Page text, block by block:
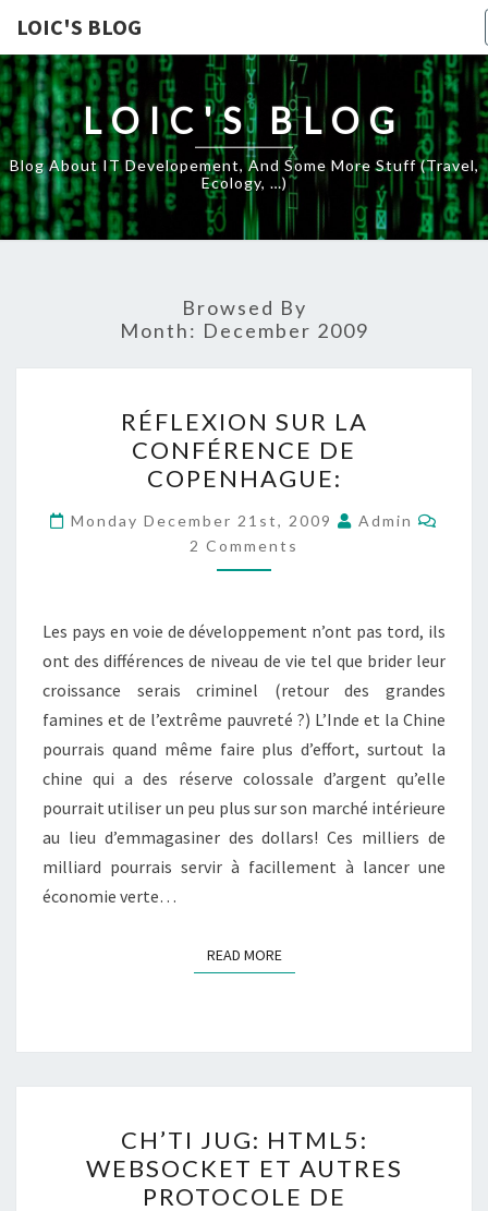
LOIC'S BLOG
LOIC'S BLOG
Blog About IT Developement, And Some More Stuff (travel,
Ecology, …)
Browsed By
Month: December 2009
SUR
LA
CONFÉRENCE
DE
COPENHAGUE:
RÉFLEXION SUR LA
CONFÉRENCE DE
COPENHAGUE:
Monday December 21st, 2009 Admin
2 Comments
Les pays en voie de développement n’ont pas tord, ils
ont des différences de niveau de vie tel que brider leur
croissance serais criminel (retour des grandes
famines et de l’extrême pauvreté ?) L’Inde et la Chine
pourrais quand même faire plus d’effort, surtout la
chine qui a des réserve colossale d’argent qu’elle
pourrait utiliser un peu plus sur son marché intérieure
au lieu d’emmagasiner des dollars! Ces milliers de
milliard pourrais servir à facillement à lancer une
économie verte…
READ MOREREAD MORE
JUG:
HTML5:
WEBSOCKET
CH’TI JUG: HTML5:
WEBSOCKET ET AUTRES
PROTOCOLE DE